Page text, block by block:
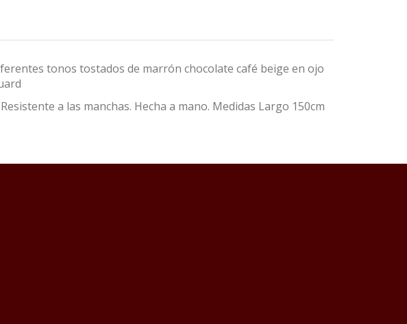
tonos tostados de marrón chocolate café beige en ojo
a las manchas. Hecha a mano. Medidas Largo 150cm